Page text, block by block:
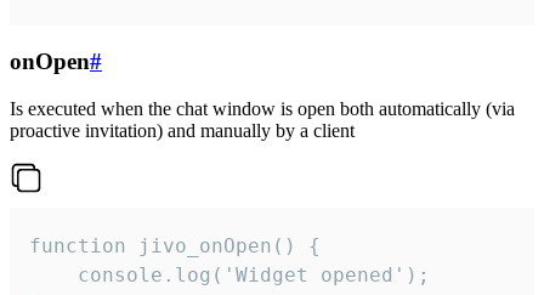
onOpen#
Is executed when the chat window is open both automatically (via
proactive invitation) and manually by a client
function jivo_onOpen() {
    console.log('Widget opened');